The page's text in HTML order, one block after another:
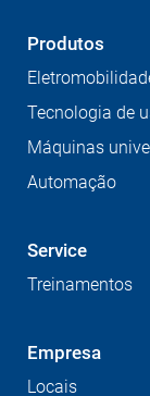
Produtos
Tecnologia de
Máquinas
Automação
Service
Treinamentos
Empresa
Locais